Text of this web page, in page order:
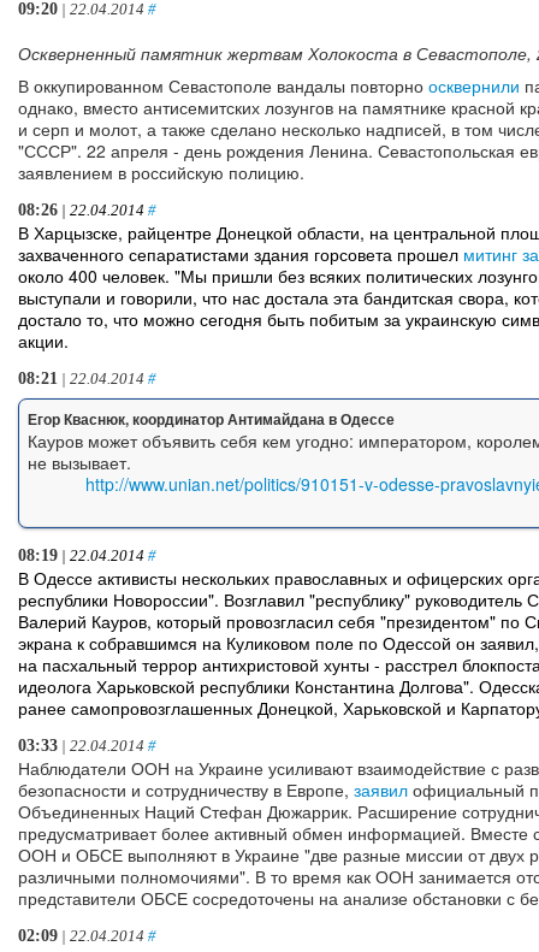
09:20 | 22.04.2014 #
Оскверненный памятник жертвам Холокоста в
В оккупированном Севастополе вандалы повторно осквернили
однако, вместо антисемитских лозунгов на памятнике красной
и серп и молот, а также сделано несколько надписей, в том
"СССР". 22 апреля - день рождения Ленина. Севастопольская
заявлением в российскую полицию.
08:26 | 22.04.2014 #
В Харцызске, райцентре Донецкой области, на центральной
захваченного сепаратистами здания горсовета прошел митинг
около 400 человек. "Мы пришли без всяких политических
выступали и говорили, что нас достала эта бандитская свора,
достало то, что можно сегодня быть побитым за украинскую
акции.
08:21 | 22.04.2014 #
Егор Кваснюк, координатор Антимайдана в Одессе
Кауров может объявить себя кем угодно: императором,
не вызывает.
http://www.unian.net/politics/910151-v-odesse-
08:19 | 22.04.2014 #
В Одессе активисты нескольких православных и офицерских
республики Новороссии". Возглавил "республику"
Валерий Кауров, который провозгласил себя "президентом" по
экрана к собравшимся на Куликовом поле по Одессой он
на пасхальный террор антихристовой хунты - расстрел
идеолога Харьковской республики Константина Долгова".
ранее самопровозглашенных Донецкой, Харьковской и
03:33 | 22.04.2014 #
Наблюдатели ООН на Украине усиливают взаимодействие с
безопасности и сотрудничеству в Европе, заявил официальный
Объединенных Наций Стефан Дюжаррик. Расширение
предусматривает более активный обмен информацией.
ООН и ОБСЕ выполняют в Украине "две разные миссии от двух
различными полномочиями". В то время как ООН занимается
представители ОБСЕ сосредоточены на анализе обстановки с
02:09 | 22.04.2014 #